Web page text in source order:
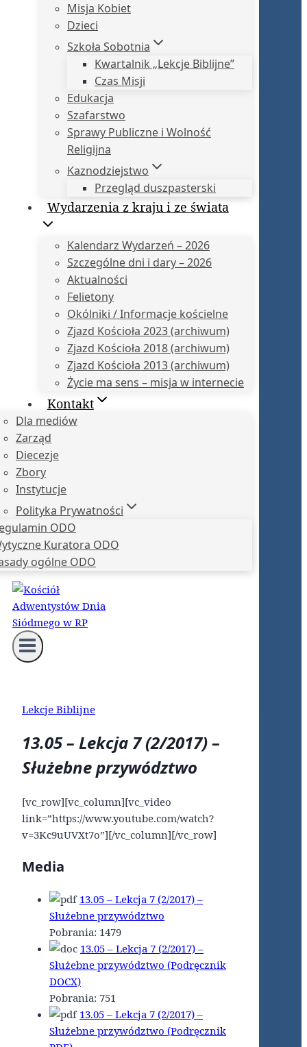
Misja Kobiet
Dzieci
Szkoła Sobotnia
Kwartalnik „Lekcje Biblijne”
Czas Misji
Edukacja
Szafarstwo
Sprawy Publiczne i Wolność
Religijna
Kaznodziejstwo
Przegląd duszpasterski
Wydarzenia z kraju i ze świata
Kalendarz Wydarzeń – 2026
Szczególne dni i dary – 2026
Aktualności
Felietony
Okólniki / Informacje kościelne
Zjazd Kościoła 2023 (archiwum)
Zjazd Kościoła 2018 (archiwum)
Zjazd Kościoła 2013 (archiwum)
Życie ma sens – misja w internecie
Kontakt
Dla mediów
Zarząd
Diecezje
Zbory
Instytucje
Polityka Prywatności
ODO
Kuratora ODO
ogólne ODO
Lekcje Biblijne
13.05 – Lekcja 7 (2/2017) –
Służebne przywództwo
[vc_row][vc_column][vc_video
link=”https://www.youtube.com/watch?
v=3Kc9uUVXt7o”][/vc_column][/vc_row]
Media
13.05 – Lekcja 7 (2/2017) –
Służebne przywództwo
Pobrania: 1479
13.05 – Lekcja 7 (2/2017) –
Służebne przywództwo (Podręcznik
DOCX)
Pobrania: 751
13.05 – Lekcja 7 (2/2017) –
Służebne przywództwo (Podręcznik